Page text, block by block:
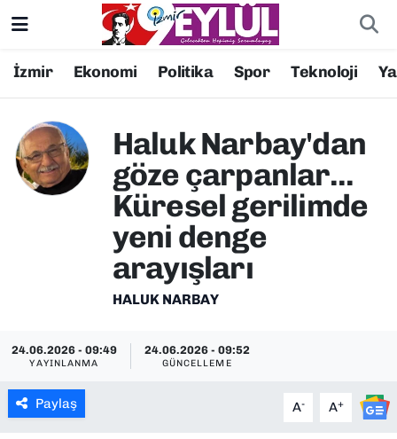
İzmir Ekonomi Politika Spor Teknoloji
Haluk Narbay'dan
göze çarpanlar...
Küresel gerilimde
yeni denge
arayışları
HALUK NARBAY
24.06.2026 - 09:49
YAYINLANMA
24.06.2026 - 09:52
GÜNCELLEME
Paylaş A- A+
Resmi İlanlar
DÜNYA
EKONOMİ
KÜLTÜR SANAT
Konak Nöbetçi Eczaneler
Konak Trafik Yoğunluk Haritası
Süper Lig Puan Durumu ve Fikstür
Tüm Manşetler
Son Dakika Haberleri
Haber Arşivi